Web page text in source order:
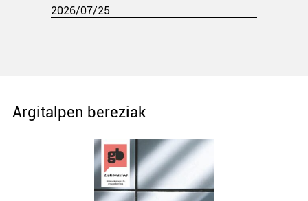
2026/07/25
Argitalpen bereziak